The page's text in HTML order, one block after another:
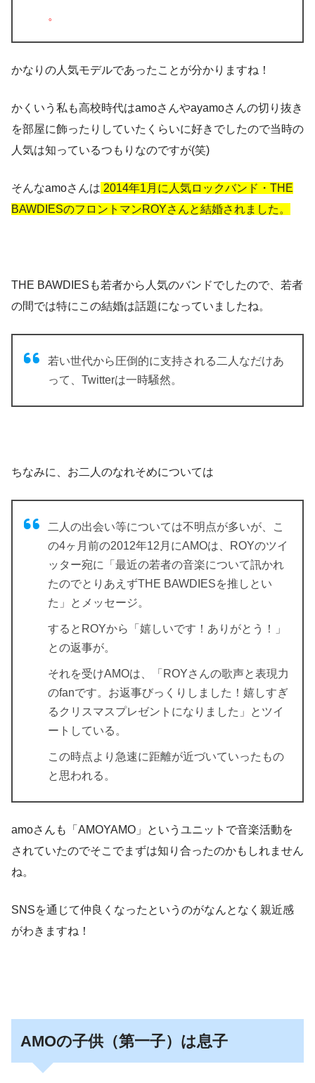
。
かなりの人気モデルであったことが分かりますね！
かくいう私も高校時代はamoさんやayamoさんの切り抜き
を部屋に飾ったりしていたくらいに好きでしたので当時の
人気は知っているつもりなのですが(笑)
そんなamoさんは 2014年1月に人気ロックバンド・THE
BAWDIESのフロントマンROYさんと結婚されました。
THE BAWDIESも若者から人気のバンドでしたので、若者
の間では特にこの結婚は話題になっていましたね。
若い世代から圧倒的に支持される二人なだけあ
って、Twitterは一時騒然。
ちなみに、お二人のなれそめについては
二人の出会い等については不明点が多いが、こ
の4ヶ月前の2012年12月にAMOは、ROYのツイ
ッター宛に「最近の若者の音楽について訊かれ
たのでとりあえずTHE BAWDIESを推しとい
た」とメッセージ。
するとROYから「嬉しいです！ありがとう！」
との返事が。
それを受けAMOは、「ROYさんの歌声と表現力
のfanです。お返事びっくりしました！嬉しすぎ
るクリスマスプレゼントになりました」とツイ
ートしている。
この時点より急速に距離が近づいていったもの
と思われる。
amoさんも「AMOYAMO」というユニットで音楽活動を
されていたのでそこでまずは知り合ったのかもしれません
ね。
SNSを通じて仲良くなったというのがなんとなく親近感
がわきますね！
AMOの子供（第一子）は息子